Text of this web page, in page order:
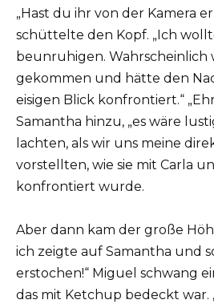
„Hast du ihr von der Kamera
schüttelte den Kopf. „Ich
beunruhigen. Wahrscheinlich
gekommen und hätte den
eisigen Blick konfrontiert.“
Samantha hinzu, „es wäre
lachten, als wir uns meine
vorstellten, wie sie mit Carla
konfrontiert wurde.
Aber dann kam der große
ich zeigte auf Samantha und
erstochen!“ Miguel schwang
das mit Ketchup bedeckt war.